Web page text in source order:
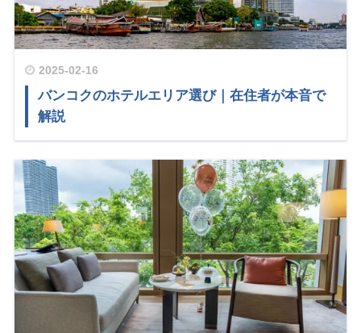
2025-02-16
バンコクのホテルエリア選び｜在住者が本音で
解説